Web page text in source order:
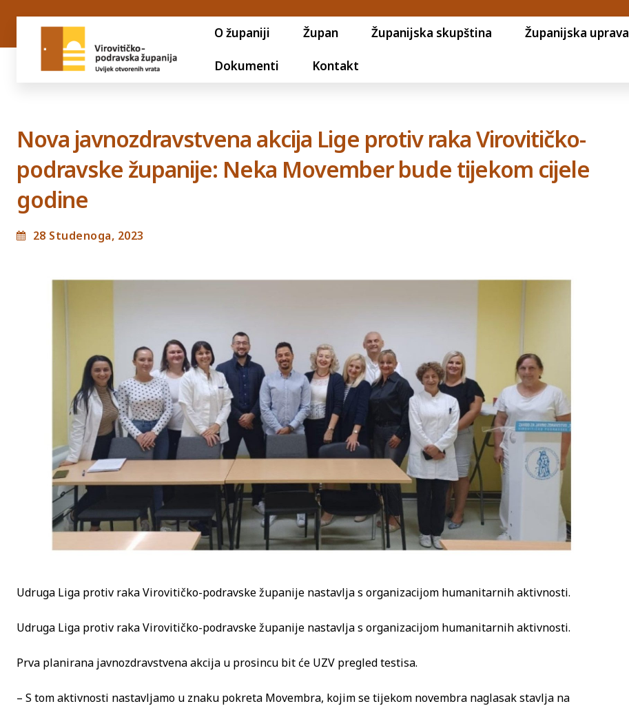
O županiji Župan Županijska skupština Županijska uprava
Dokumenti Kontakt
Nova javnozdravstvena akcija Lige protiv raka Virovitičko-
podravske županije: Neka Movember bude tijekom cijele
godine
28 Studenoga, 2023
Udruga Liga protiv raka Virovitičko-podravske županije nastavlja s organizacijom humanitarnih aktivnosti.
Udruga Liga protiv raka Virovitičko-podravske županije nastavlja s organizacijom humanitarnih aktivnosti.
Prva planirana javnozdravstvena akcija u prosincu bit će UZV pregled testisa.
– S tom aktivnosti nastavljamo u znaku pokreta Movembra, kojim se tijekom novembra naglasak stavlja na